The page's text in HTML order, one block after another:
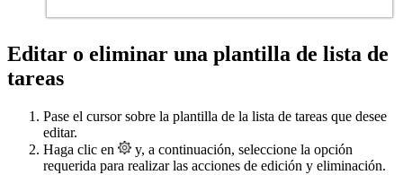
Editar o eliminar una plantilla de lista de
tareas
Pase el cursor sobre la plantilla de la lista de tareas que desee
editar.
Haga clic en
y, a continuación, seleccione la opción
requerida para realizar las acciones de edición y eliminación.